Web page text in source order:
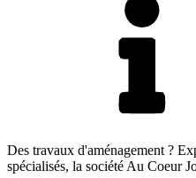
Des travaux d'aménagement ?
spécialisés, la société Au Coeur